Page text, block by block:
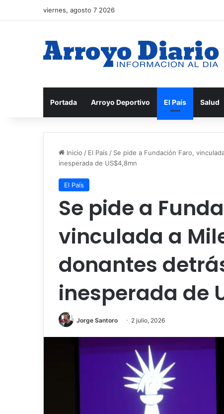
viernes, agosto 7 2026
Portada Arroyo Deportivo El País Salud
Inicio / El País / Se pide a Fundación Faro,
inesperada de US$4,8mn
El País
Se pide a
vinculada a
donantes
inesperada de
Jorge Santoro 2 julio, 2026